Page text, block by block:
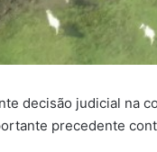
decisão judicial na
precedente